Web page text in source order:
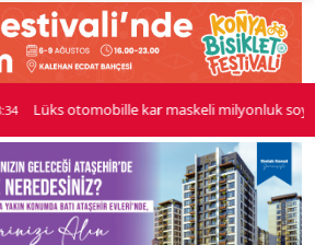
otomobille kar maskeli milyonluk soygun